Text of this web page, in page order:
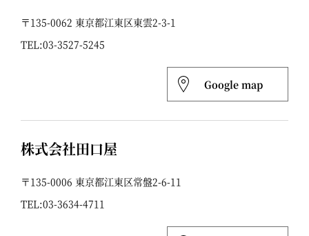
〒135-0062 東京都江東区東雲2-3-1
TEL:03-3527-5245
Google map
株式会社田口屋
〒135-0006 東京都江東区常盤2-6-11
TEL:03-3634-4711